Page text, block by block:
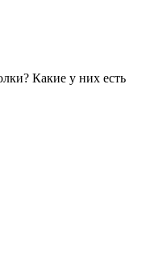
Какие у них есть